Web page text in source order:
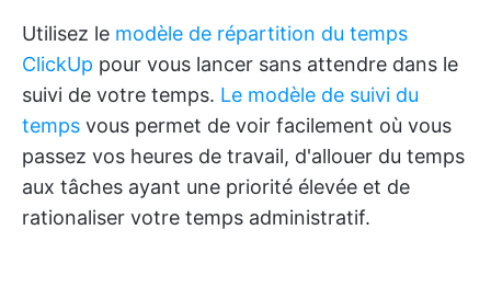
Utilisez le modèle de répartition du temps
ClickUp pour vous lancer sans attendre dans le
suivi de votre temps. Le modèle de suivi du
temps vous permet de voir facilement où vous
passez vos heures de travail, d'allouer du temps
aux tâches ayant une priorité élevée et de
rationaliser votre temps administratif.